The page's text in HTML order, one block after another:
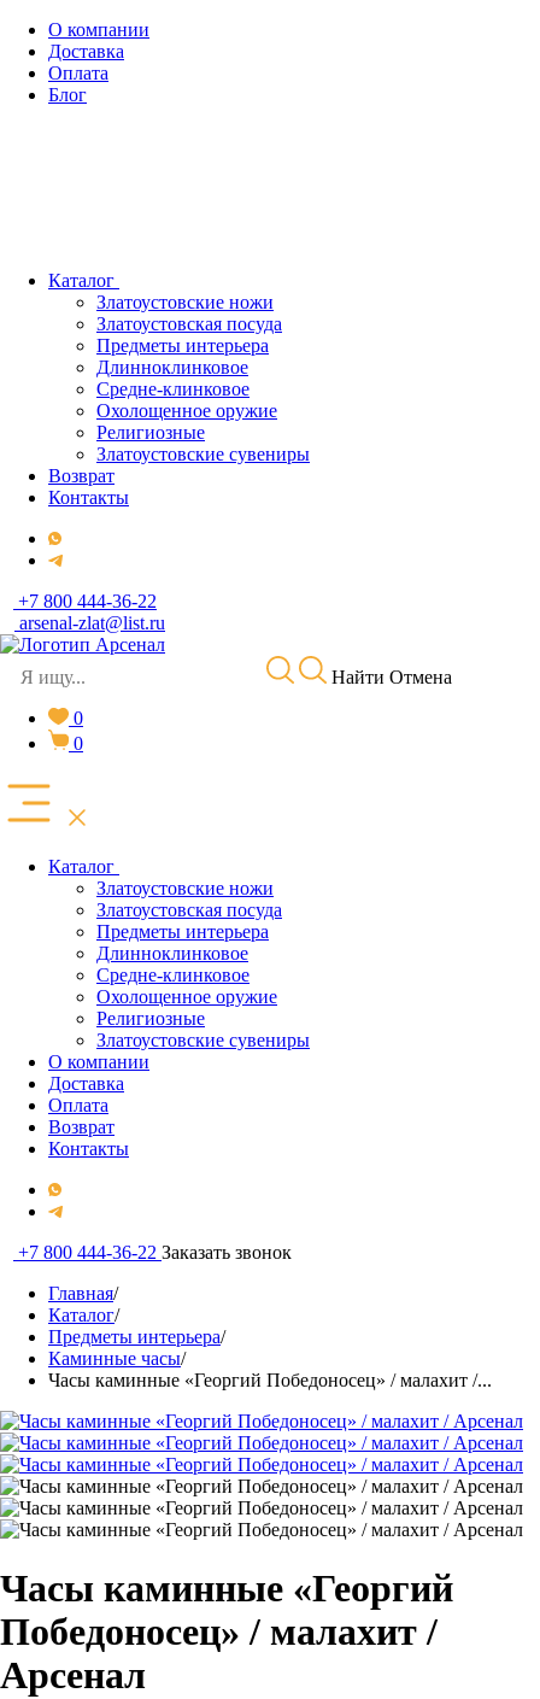
О компании
Доставка
Оплата
Блог
Каталог
Златоустовские ножи
Златоустовская посуда
Предметы интерьера
Длинноклинковое
Средне-клинковое
Охолощенное оружие
Религиозные
Златоустовские сувениры
Возврат
Контакты
+7 800 444-36-22
arsenal-zlat@list.ru
Найти Отмена
0
0
Каталог
Златоустовские ножи
Златоустовская посуда
Предметы интерьера
Длинноклинковое
Средне-клинковое
Охолощенное оружие
Религиозные
Златоустовские сувениры
О компании
Доставка
Оплата
Возврат
Контакты
+7 800 444-36-22 Заказать звонок
Главная/
Каталог/
Предметы интерьера/
Каминные часы/
Часы каминные «Георгий Победоносец» / малахит /...
Часы каминные «Георгий
Победоносец» / малахит /
Арсенал